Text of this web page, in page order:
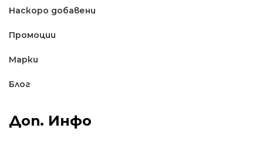
Наскоро добавени
Промоции
Марки
Блог
Доп. Инфо